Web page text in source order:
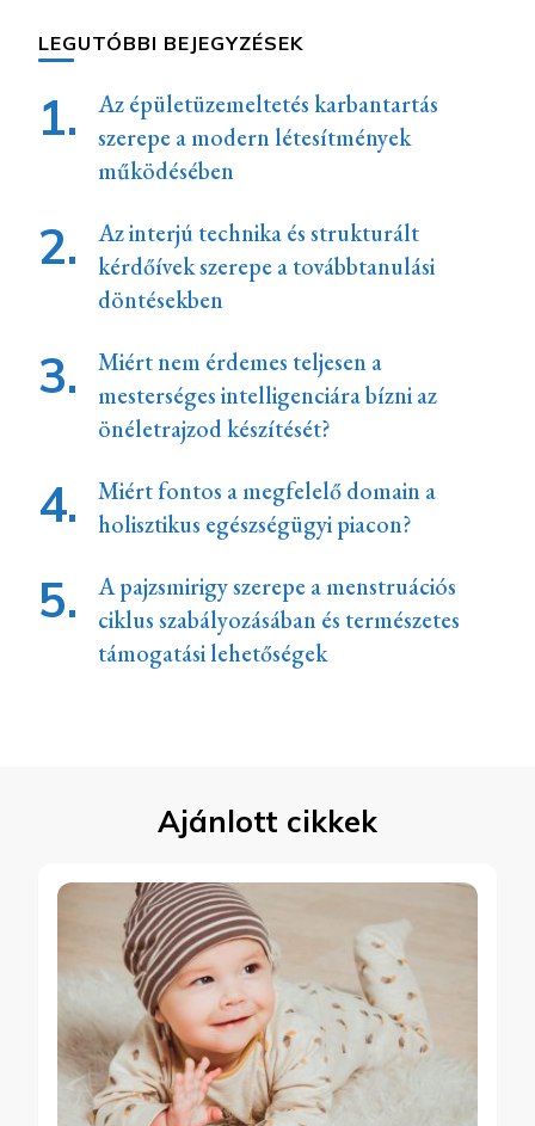
LEGUTÓBBI BEJEGYZÉSEK
Az épületüzemeltetés karbantartás
szerepe a modern létesítmények
működésében
Az interjú technika és strukturált
kérdőívek szerepe a továbbtanulási
döntésekben
Miért nem érdemes teljesen a
mesterséges intelligenciára bízni az
önéletrajzod készítését?
Miért fontos a megfelelő domain a
holisztikus egészségügyi piacon?
A pajzsmirigy szerepe a menstruációs
ciklus szabályozásában és természetes
támogatási lehetőségek
Ajánlott cikkek